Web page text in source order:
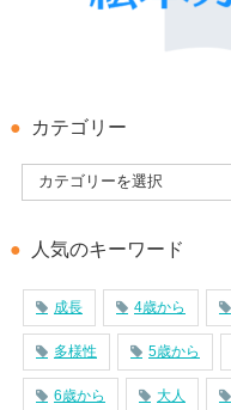
カテゴリー
人気のキーワード
成長 4歳から
多様性 5歳から
6歳から 大人